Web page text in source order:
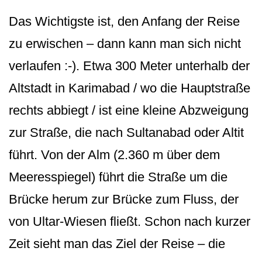
Das Wichtigste ist, den Anfang der Reise
zu erwischen – dann kann man sich nicht
verlaufen :-). Etwa 300 Meter unterhalb der
Altstadt in Karimabad / wo die Hauptstraße
rechts abbiegt / ist eine kleine Abzweigung
zur Straße, die nach Sultanabad oder Altit
führt. Von der Alm (2.360 m über dem
Meeresspiegel) führt die Straße um die
Brücke herum zur Brücke zum Fluss, der
von Ultar-Wiesen fließt. Schon nach kurzer
Zeit sieht man das Ziel der Reise – die